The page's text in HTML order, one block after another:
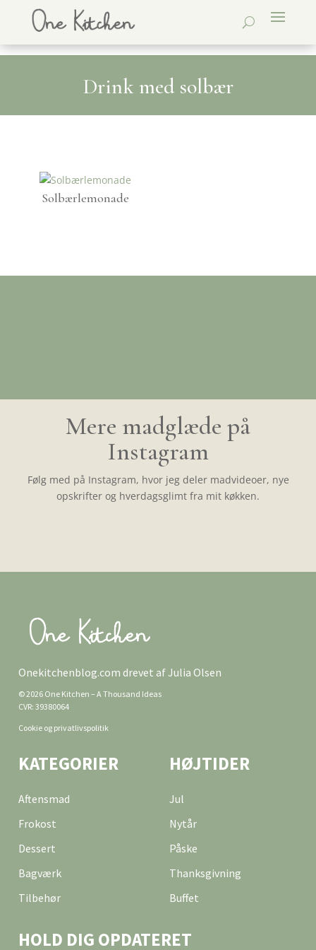
Drink med solbær
Solbærlemonade
Mere madglæde på
Instagram
Følg med på Instagram, hvor jeg deler madvideoer, nye
opskrifter og hverdagsglimt fra mit køkken.
Onekitchenblog.com drevet af Julia Olsen
© 2026 One Kitchen – A Thousand Ideas
CVR: 39380064
Cookie og privatlivspolitik
KATEGORIER
Aftensmad
Frokost
Dessert
Bagværk
Tilbehør
HØJTIDER
Jul
Nytår
Påske
Thanksgivning
Buffet
HOLD DIG OPDATERET